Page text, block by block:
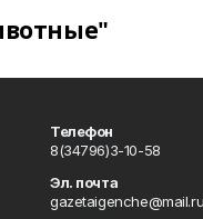
Телефон
8(34796)3-10-58
Эл. почта
gazetaigenche@mail.ru